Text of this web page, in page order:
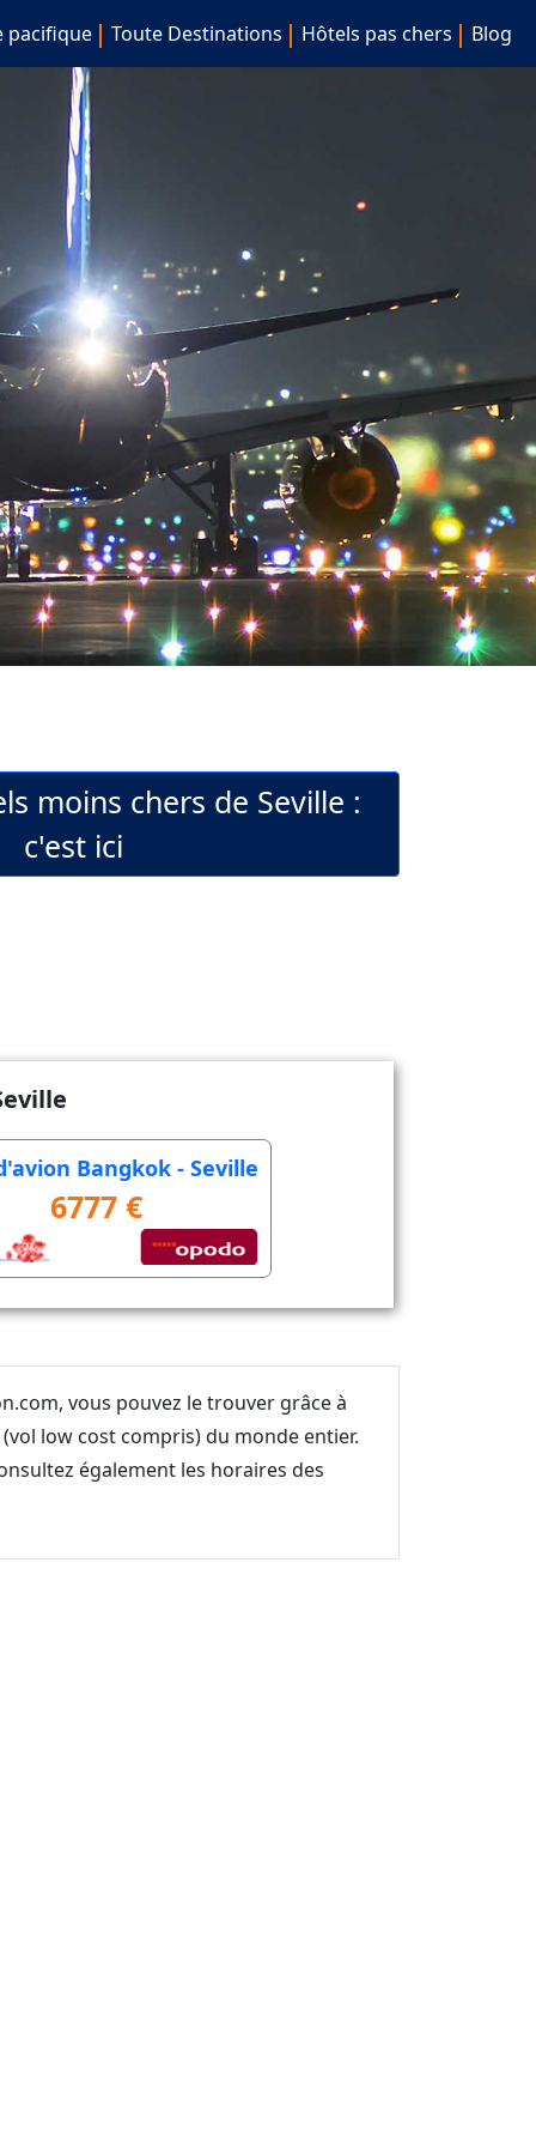
pacifique Toute Destinations Hôtels pas chers Blog
moins chers de Seville :
c'est ici
Bangkok - Seville
6777 €
vous pouvez le trouver grâce à
low cost compris) du monde entier.
également les horaires des